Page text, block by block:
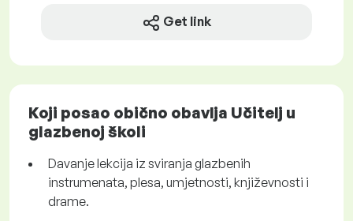
Get link
Koji posao obično obavlja Učitelj u
glazbenoj školi
Davanje lekcija iz sviranja glazbenih
instrumenata, plesa, umjetnosti, književnosti i
drame.